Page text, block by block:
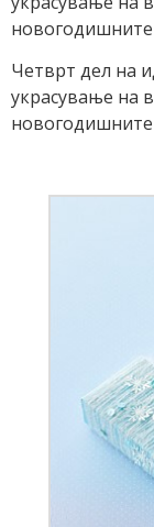
Четврт дел на
украсување на